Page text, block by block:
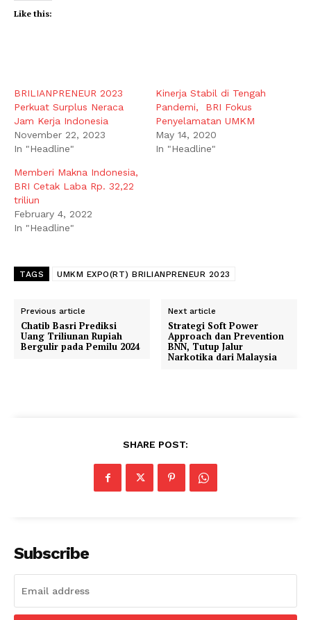
Like this:
BRILIANPRENEUR 2023
Perkuat Surplus Neraca
Jam Kerja Indonesia
November 22, 2023
In "Headline"
Kinerja Stabil di Tengah
Pandemi, BRI Fokus
Penyelamatan UMKM
May 14, 2020
In "Headline"
Memberi Makna Indonesia,
BRI Cetak Laba Rp. 32,22
triliun
February 4, 2022
In "Headline"
TAGS UMKM EXPO(RT) BRILIANPRENEUR 2023
Previous article
Chatib Basri Prediksi
Uang Triliunan Rupiah
Bergulir pada Pemilu 2024
Next article
Strategi Soft Power
Approach dan Prevention
BNN, Tutup Jalur
Narkotika dari Malaysia
SHARE POST:
Subscribe